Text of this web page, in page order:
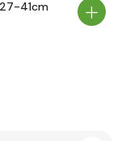
41cm